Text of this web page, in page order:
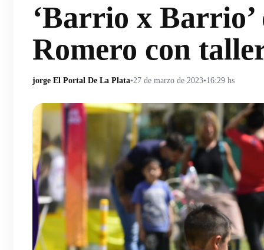
‘Barrio x Barrio’
Romero con
jorge El Portal De La Plata•27 de marzo de 2023•16:29 hs